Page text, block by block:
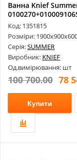
Ванна Knief
1900х900х600 G...
Код: 1351815
Розміри:
Серія:SUMMER
Виробник: KNIEF
Од.вимірювання: шт
100 700.00 78
Купити